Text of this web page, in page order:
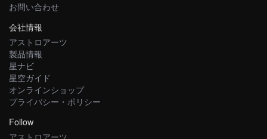
お問い合わせ
会社情報
アストロアーツ
製品情報
星ナビ
星空ガイド
オンラインショップ
プライバシー・ポリシー
Follow
アストロアーツ